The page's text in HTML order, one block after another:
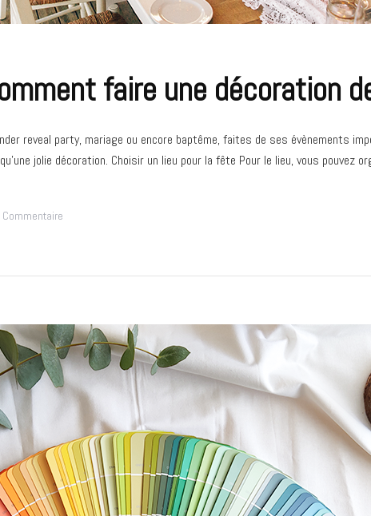
faire une décoration
reveal party, mariage ou encore baptême, faites de ses évènements
jolie décoration. Choisir un lieu pour la fête Pour le lieu, vous pouvez
Commentaire
Une
Décoration
De
Fête